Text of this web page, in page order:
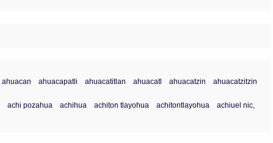
ahuacan ahuacapatli ahuacatitlan ahuacatl ahuacatzin
ahuacatzitzin
achi pozahua achihua achiton tlayohua achitontlayohua
achiuel nic,